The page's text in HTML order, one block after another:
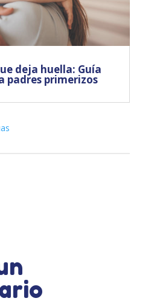
deja huella: Guía
padres primerizos